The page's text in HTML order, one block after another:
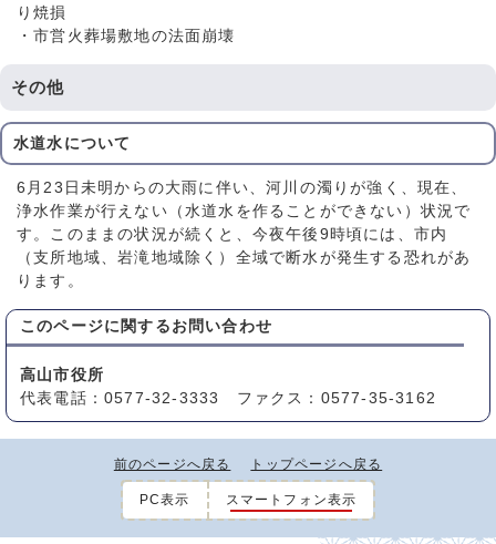
り焼損
・市営火葬場敷地の法面崩壊
その他
水道水について
6月23日未明からの大雨に伴い、河川の濁りが強く、現在、
浄水作業が行えない（水道水を作ることができない）状況で
す。このままの状況が続くと、今夜午後9時頃には、市内
（支所地域、岩滝地域除く）全域で断水が発生する恐れがあ
ります。
このページに関する お問い合わせ
高山市役所
代表電話：0577-32-3333 ファクス：0577-35-3162
前のページへ戻る トップページへ戻る
PC表示 スマートフォン表示